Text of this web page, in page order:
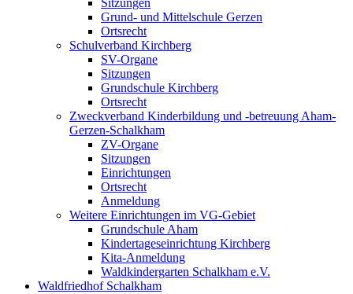
Sitzungen
Grund- und Mittelschule Gerzen
Ortsrecht
Schulverband Kirchberg
SV-Organe
Sitzungen
Grundschule Kirchberg
Ortsrecht
Zweckverband Kinderbildung und -betreuung Aham-
Gerzen-Schalkham
ZV-Organe
Sitzungen
Einrichtungen
Ortsrecht
Anmeldung
Weitere Einrichtungen im VG-Gebiet
Grundschule Aham
Kindertageseinrichtung Kirchberg
Kita-Anmeldung
Waldkindergarten Schalkham e.V.
Waldfriedhof Schalkham